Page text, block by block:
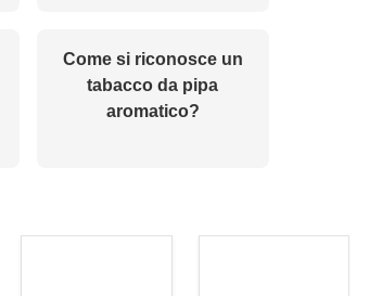
Come si riconosce un
tabacco da pipa
aromatico?